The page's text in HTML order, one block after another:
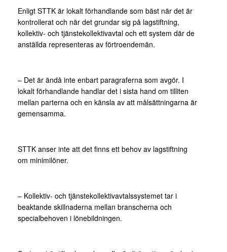
Enligt STTK är lokalt förhandlande som bäst när det är
kontrollerat och när det grundar sig på lagstiftning,
kollektiv- och tjänstekollektivavtal och ett system där de
anställda representeras av förtroendemän.
– Det är ändå inte enbart paragraferna som avgör. I
lokalt förhandlande handlar det i sista hand om tilliten
mellan parterna och en känsla av att målsättningarna är
gemensamma.
STTK anser inte att det finns ett behov av lagstiftning
om minimilöner.
– Kollektiv- och tjänstekollektivavtalssystemet tar i
beaktande skillnaderna mellan branscherna och
specialbehoven i lönebildningen.